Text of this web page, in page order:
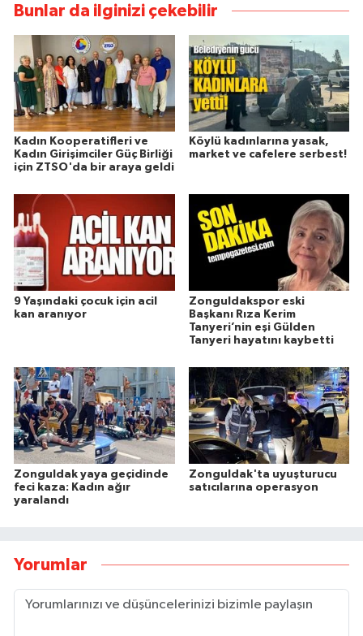
Bunlar da ilginizi çekebilir
Kadın Kooperatifleri ve
Kadın Girişimciler Güç Birliği
için ZTSO'da bir araya geldi
Köylü kadınlarına yasak,
market ve cafelere serbest!
9 Yaşındaki çocuk için acil
kan aranıyor
Zonguldakspor eski
Başkanı Rıza Kerim
Tanyeri’nin eşi Gülden
Tanyeri hayatını kaybetti
Zonguldak yaya geçidinde
feci kaza: Kadın ağır
yaralandı
Zonguldak'ta uyuşturucu
satıcılarına operasyon
Yorumlar